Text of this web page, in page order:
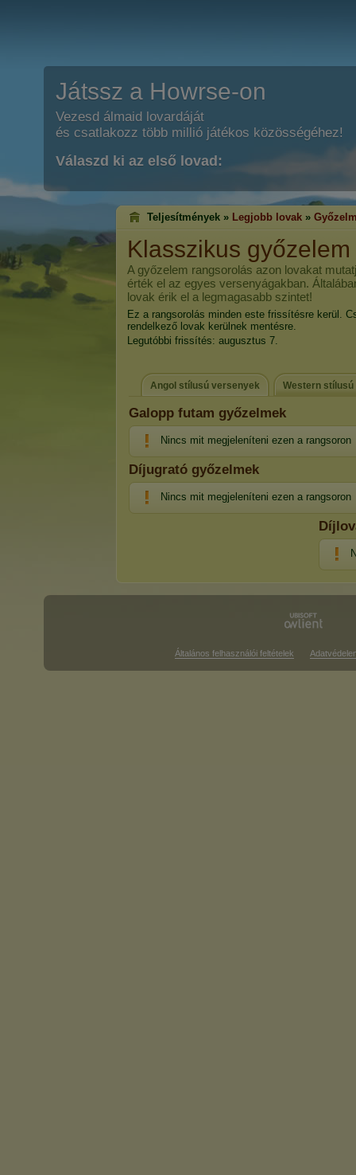
Játssz a Howrse-on
Vezesd álmaid lovardáját
és csatlakozz több millió játékos közösségéhez!
Válaszd ki az első lovad:
Teljesítmények » Legjobb lovak »
Klasszikus
A győzelem rangsorolás azon lovakat
érték el az egyes versenyágakban.
lovak érik el a legmagasabb szintet!
Ez a rangsorolás minden este frissítésre kerül.
rendelkező lovak kerülnek mentésre.
Legutóbbi frissítés: augusztus 7.
Angol stílusú versenyek Western
Galopp futam győzelmek
Nincs mit megjeleníteni ezen a rangsoron
Díjugrató győzelmek
Nincs mit megjeleníteni ezen a rangsoron
Általános felhasználói feltételek